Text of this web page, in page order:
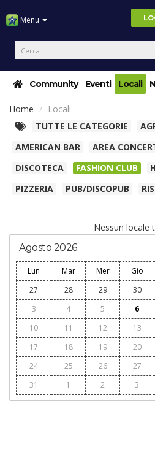
Menu
Community Eventi Locali
Home
Locali
TUTTE LE CATEGORIE
AMERICAN BAR
AREA
DISCOTECA
FASHION CLUB
PIZZERIA
PUB/DISCOPUB
Nessun locale
Agosto 2026
Lun Mar Mer Gio
27
28 29 30
3
4 5 6
10
11 12 13
17
18 19 20
24
25 26 27
31
1 2 3